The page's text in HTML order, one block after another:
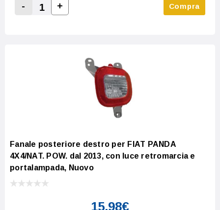
Decrease Quantity:
-
Increase Quantity:
+ Compra
Fanale posteriore destro per FIAT PANDA
4X4/NAT. POW. dal 2013, con luce retromarcia e
portalampada, Nuovo
15,98€